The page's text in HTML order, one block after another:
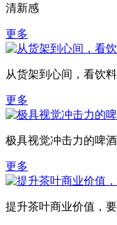
清新感
更多
从货架到心间，看饮
更多
极具视觉冲击力的啤
更多
提升茶叶商业价值，